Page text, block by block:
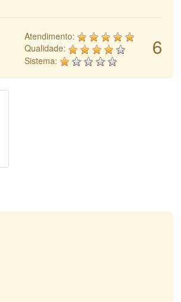
6
Atendimento:
Qualidade:
Sistema: